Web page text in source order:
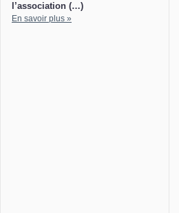
l’association (…)
En savoir plus »